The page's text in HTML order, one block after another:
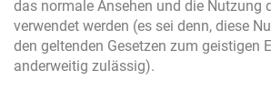
das normale Ansehen und die Nutzung
verwendet werden (es sei denn, diese
den geltenden Gesetzen zum geistigen
anderweitig zulässig).